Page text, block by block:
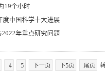
19个小时
度中国科学十大进展
年重点研究问题
4 5 下一页 下5页 尾页